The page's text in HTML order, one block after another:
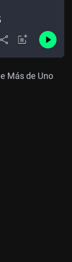
Más de Uno